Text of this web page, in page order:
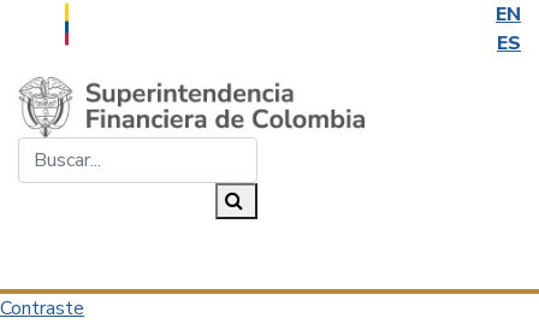
EN
ES
Saltar al contenido principal
Contraste